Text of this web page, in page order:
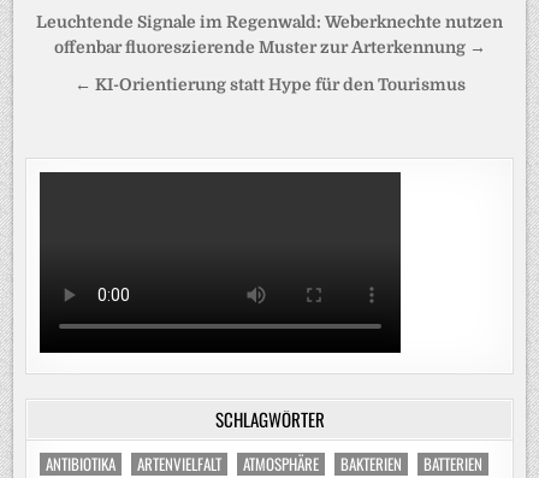
Beitragsnavigation
Leuchtende Signale im Regenwald: Weberknechte nutzen
offenbar fluoreszierende Muster zur Arterkennung →
← KI-Orientierung statt Hype für den Tourismus
SCHLAGWÖRTER
ANTIBIOTIKA ARTENVIELFALT ATMOSPHÄRE BAKTERIEN
BATTERIEN